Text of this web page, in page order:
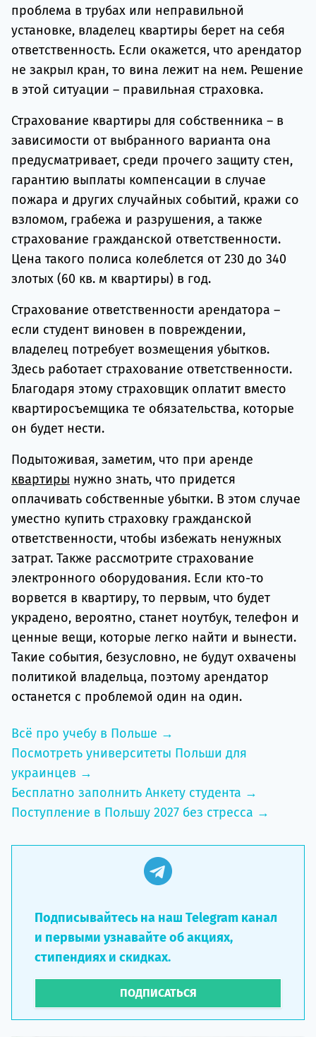
проблема в трубах или неправильной
установке, владелец квартиры берет на себя
ответственность. Если окажется, что арендатор
не закрыл кран, то вина лежит на нем. Решение
в этой ситуации – правильная страховка.
Страхование квартиры для собственника – в
зависимости от выбранного варианта она
предусматривает, среди прочего защиту стен,
гарантию выплаты компенсации в случае
пожара и других случайных событий, кражи со
взломом, грабежа и разрушения, а также
страхование гражданской ответственности.
Цена такого полиса колеблется от 230 до 340
злотых (60 кв. м квартиры) в год.
Страхование ответственности арендатора –
если студент виновен в повреждении,
владелец потребует возмещения убытков.
Здесь работает страхование ответственности.
Благодаря этому страховщик оплатит вместо
квартиросъемщика те обязательства, которые
он будет нести.
Подытоживая, заметим, что при аренде
квартиры нужно знать, что придется
оплачивать собственные убытки. В этом случае
уместно купить страховку гражданской
ответственности, чтобы избежать ненужных
затрат. Также рассмотрите страхование
электронного оборудования. Если кто-то
ворвется в квартиру, то первым, что будет
украдено, вероятно, станет ноутбук, телефон и
ценные вещи, которые легко найти и вынести.
Такие события, безусловно, не будут охвачены
политикой владельца, поэтому арендатор
останется с проблемой один на один.
Всё про учебу в Польше →
Посмотреть университеты Польши для
украинцев →
Бесплатно заполнить Анкету студента →
Поступление в Польшу 2027 без стресса →
Подписывайтесь на наш Telegram канал
и первыми узнавайте об акциях,
стипендиях и скидках.
ПОДПИСАТЬСЯ